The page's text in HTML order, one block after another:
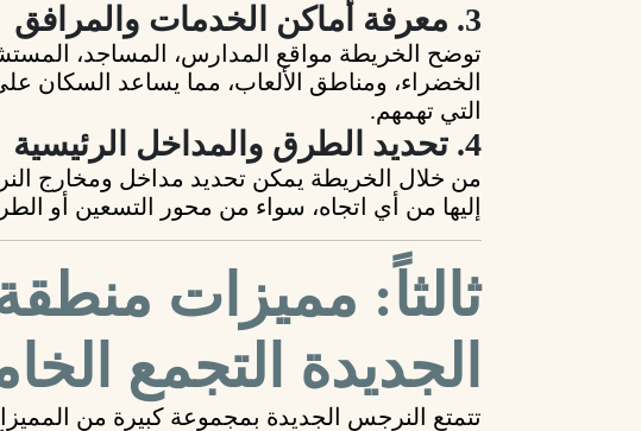
3. معرفة أماكن الخدمات والمرافق
توضح الخريطة مواقع المدارس، المساجد،
الخضراء، ومناطق الألعاب، مما يساعد السكان
التي تهمهم.
4. تحديد الطرق والمداخل الرئيسية
من خلال الخريطة يمكن تحديد مداخل ومخارج
إليها من أي اتجاه، سواء من محور التسعين أو
ثالثاً: مميزات
الجديدة التجمع
تتمتع النرجس الجديدة بمجموعة كبيرة من